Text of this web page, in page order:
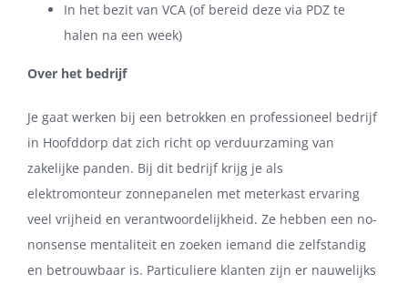
In het bezit van VCA (of bereid deze via PDZ te
halen na een week)
Over het bedrijf
Je gaat werken bij een betrokken en professioneel bedrijf
in Hoofddorp dat zich richt op verduurzaming van
zakelijke panden. Bij dit bedrijf krijg je als
elektromonteur zonnepanelen met meterkast ervaring
veel vrijheid en verantwoordelijkheid. Ze hebben een no-
nonsense mentaliteit en zoeken iemand die zelfstandig
en betrouwbaar is. Particuliere klanten zijn er nauwelijks